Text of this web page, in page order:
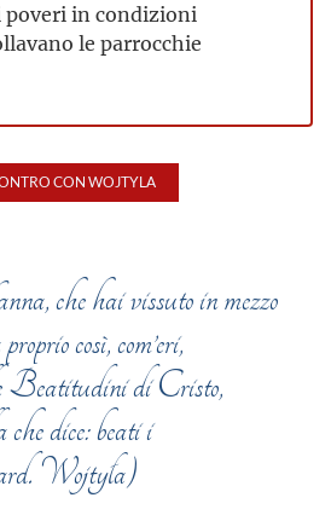
poveri in condizioni
le parrocchie
CON WOJTYLA
che hai vissuto in mezzo
così, com’eri,
Beatitudini di Cristo,
che dice: beati i
Wojtyła)